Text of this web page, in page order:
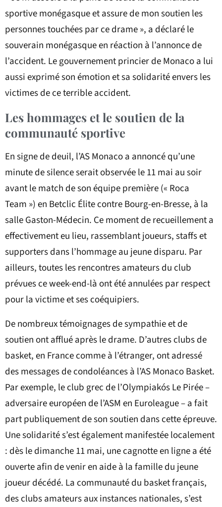
sportive monégasque et assure de mon soutien les
personnes touchées par ce drame », a déclaré le
souverain monégasque en réaction à l’annonce de
l’accident. Le gouvernement princier de Monaco a lui
aussi exprimé son émotion et sa solidarité envers les
victimes de ce terrible accident.
Les hommages et le soutien de la
communauté sportive
En signe de deuil, l’AS Monaco a annoncé qu’une
minute de silence serait observée le 11 mai au soir
avant le match de son équipe première (« Roca
Team ») en Betclic Élite contre Bourg-en-Bresse, à la
salle Gaston-Médecin. Ce moment de recueillement a
effectivement eu lieu, rassemblant joueurs, staffs et
supporters dans l’hommage au jeune disparu. Par
ailleurs, toutes les rencontres amateurs du club
prévues ce week-end-là ont été annulées par respect
pour la victime et ses coéquipiers.
De nombreux témoignages de sympathie et de
soutien ont afflué après le drame. D’autres clubs de
basket, en France comme à l’étranger, ont adressé
des messages de condoléances à l’AS Monaco Basket.
Par exemple, le club grec de l’Olympiakós Le Pirée –
adversaire européen de l’ASM en Euroleague – a fait
part publiquement de son soutien dans cette épreuve.
Une solidarité s’est également manifestée localement
: dès le dimanche 11 mai, une cagnotte en ligne a été
ouverte afin de venir en aide à la famille du jeune
joueur décédé. La communauté du basket français,
des clubs amateurs aux instances nationales, s’est